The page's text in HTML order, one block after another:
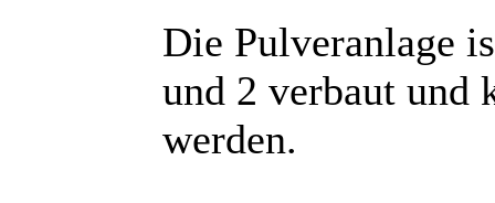
Die Pulveranlage
und 2 verbaut und
werden.